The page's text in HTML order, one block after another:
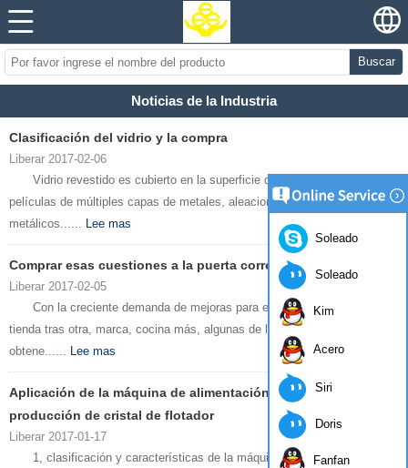
Buscar
Noticias de la Industria
Clasificación del vidrio y la compra
Liberar 2017-02-06
Vidrio revestido es cubierto en la superficie de la capa de vidrio o
películas de múltiples capas de metales, aleaciones y compuestos
metálicos...... Lee mas
Comprar esas cuestiones a la puerta corrediza de vidrio
Liberar 2017-02-05
Con la creciente demanda de mejoras para el hogar, un montón de
tienda tras otra, marca, cocina más, algunas de las tiendas con el fin de
obtene...... Lee mas
Aplicación de la máquina de alimentación en línea de
producción de cristal de flotador
Liberar 2017-01-17
1, clasificación y características de la máquina de alimentación
Soleado
Soleado
Kim
Acero
Siri
Doris
Fanfan